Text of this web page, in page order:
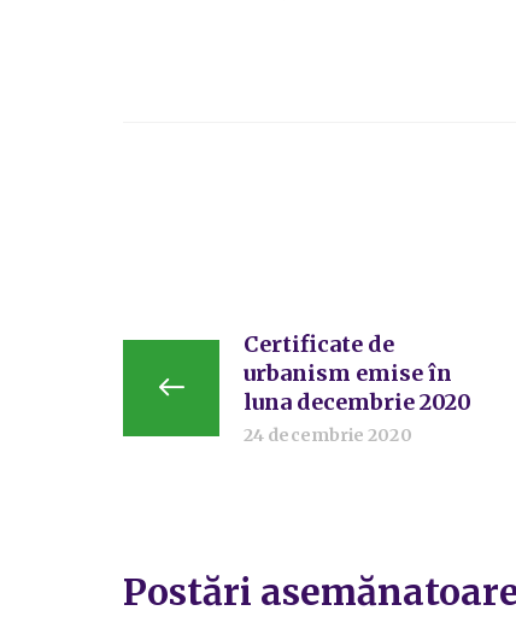
Certificate de
urbanism emise în
luna decembrie 2020
24 decembrie 2020
Postări